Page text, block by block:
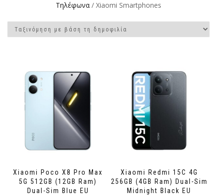
Τηλέφωνα / Xiaomi Smartphones
Xiaomi Poco X8 Pro Max
5G 512GB (12GB Ram)
Dual-Sim Blue EU
Xiaomi Redmi 15C 4G
256GB (4GB Ram) Dual-Sim
Midnight Black EU